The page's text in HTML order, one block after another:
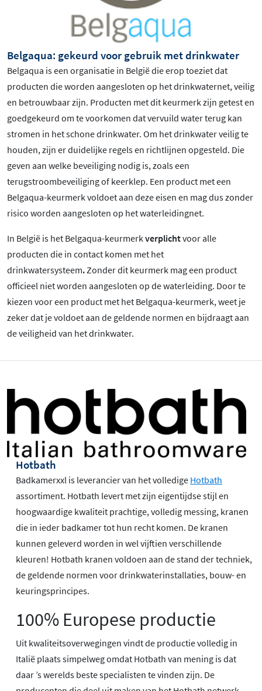
Belgaqua: gekeurd voor gebruik met drinkwater
Belgaqua is een organisatie in België die erop toeziet dat
producten die worden aangesloten op het drinkwaternet, veilig
en betrouwbaar zijn. Producten met dit keurmerk zijn getest en
goedgekeurd om te voorkomen dat vervuild water terug kan
stromen in het schone drinkwater. Om het drinkwater veilig te
houden, zijn er duidelijke regels en richtlijnen opgesteld. Die
geven aan welke beveiliging nodig is, zoals een
terugstroombeveiliging of keerklep. Een product met een
Belgaqua-keurmerk voldoet aan deze eisen en mag dus zonder
risico worden aangesloten op het waterleidingnet.
In België is het Belgaqua-keurmerkverplichtvoor alle
producten die in contact komen met het
drinkwatersysteem. Zonder dit keurmerk mag een product
officieel niet worden aangesloten op de waterleiding. Door te
kiezen voor een product met het Belgaqua-keurmerk, weet je
zeker dat je voldoet aan de geldende normen en bijdraagt aan
de veiligheid van het drinkwater.
Hotbath
Badkamerxxl is leverancier van het volledige Hotbath
assortiment. Hotbath levert met zijn eigentijdse stijl en
hoogwaardige kwaliteit prachtige, volledig messing, kranen
die in ieder badkamer tot hun recht komen. De kranen
kunnen geleverd worden in wel vijftien verschillende
kleuren! Hotbath kranen voldoen aan de stand der techniek,
de geldende normen voor drinkwaterinstallaties, bouw- en
keuringsprincipes.
100% Europese productie
Uit kwaliteitsoverwegingen vindt de productie volledig in
Italië plaats simpelweg omdat Hotbath van mening is dat
daar ’s werelds beste specialisten te vinden zijn. De